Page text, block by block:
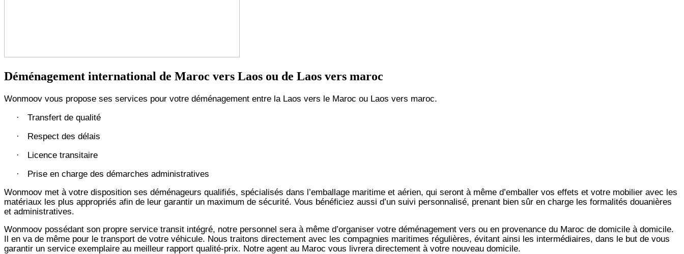
Déménagement international de Maroc vers Laos ou de Laos vers maroc
Wonmoov vous propose ses services pour votre déménagement entre la Laos vers le Maroc ou Laos vers maroc.
· Transfert de qualité
· Respect des délais
· Licence transitaire
·
Prise en charge des démarches administratives
Wonmoov met à votre disposition ses déménageurs qualifiés, spécialisés dans l’emballage maritime et aérien, qui seront à même d’emballer vos effets et votre mobilier avec les
matériaux les plus appropriés afin de leur garantir un maximum de sécurité. Vous bénéficiez aussi d’un suivi personnalisé, prenant bien sûr en charge les formalités douanières
et administratives.
Wonmoov possédant son propre service transit intégré, notre personnel sera à même d’organiser votre déménagement vers ou en provenance du Maroc de domicile à domicile.
Il en va de même pour le transport de votre véhicule. Nous traitons directement avec les compagnies maritimes régulières, évitant ainsi les intermédiaires, dans le but de vous
garantir un service exemplaire au meilleur rapport qualité-prix. Notre agent au Maroc vous livrera directement à votre nouveau domicile.